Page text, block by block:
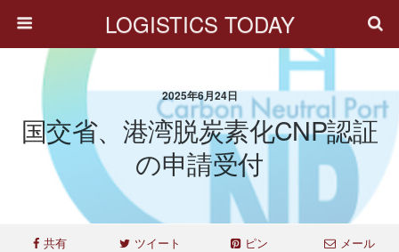
LOGISTICS TODAY
2025年6月24日
国交省、港湾脱炭素化CNP認証
の申請受付
共有 ツイート ピン メール